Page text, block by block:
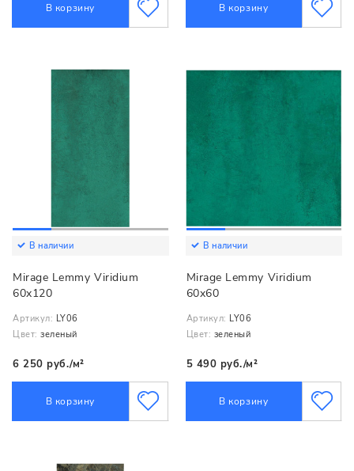
В корзину В корзину
В наличии
Mirage Lemmy Viridium
60x120
Артикул: LY06
Цвет: зеленый
6 250 руб./м²
В корзину
В наличии
Mirage Lemmy Viridium
60x60
Артикул: LY06
Цвет: зеленый
5 490 руб./м²
В корзину